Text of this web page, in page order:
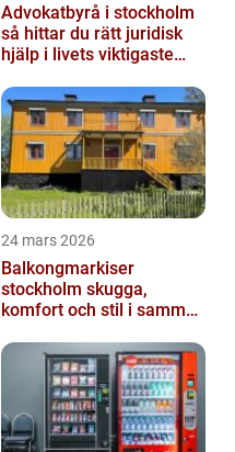
Advokatbyrå i stockholm
så hittar du rätt juridisk
hjälp i livets viktigaste
24 mars 2026
Balkongmarkiser
stockholm skugga,
komfort och stil i samma